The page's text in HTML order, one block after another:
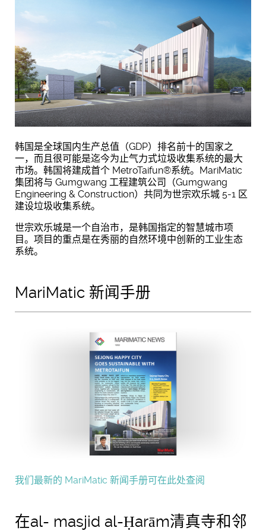
韩国是全球国内生产总值（GDP）排名前十的国家之
一，而且很可能是迄今为止气力式垃圾收集系统的最大
市场。韩国将建成首个 MetroTaifun®系统。MariMatic
集团将与 Gumgwang 工程建筑公司（Gumgwang
Engineering & Construction）共同为世宗欢乐城 5-1 区
建设垃圾收集系统。
世宗欢乐城是一个自治市，是韩国指定的智慧城市项
目。项目的重点是在秀丽的自然环境中创新的工业生态
系统。
MariMatic 新闻手册
我们最新的 MariMatic 新闻手册可在此处查阅
在al- masjid al-Ḥarām清真寺和邻